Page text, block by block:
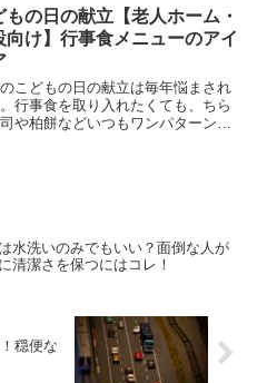
の？一般的な食べ方やアレンジの仕
紹介しますね。
もの日の献立【老人ホーム・
向け】行事食メニューのアイ
こどもの日の献立は毎年悩まされ
行事食を取り入れたくても、ちら
や柏餅などいつもワンパターンに
水洗いのみでもいい？面倒な人が
清潔さを保つにはコレ！
穏便な